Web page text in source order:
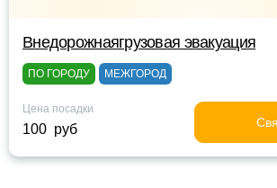
Внедорожнаягрузовая эвакуация
ПО ГОРОДУ МЕЖГОРОД
Цена посадки
100 руб